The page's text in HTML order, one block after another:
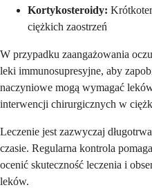
Kortykosteroidy:
ciężkich zaostrzeń
W przypadku zaangażowania
leki immunosupresyjne, aby
naczyniowe mogą wymagać
interwencji chirurgicznych w
Leczenie jest zazwyczaj
czasie. Regularna kontrola
ocenić skuteczność leczenia i
leków.